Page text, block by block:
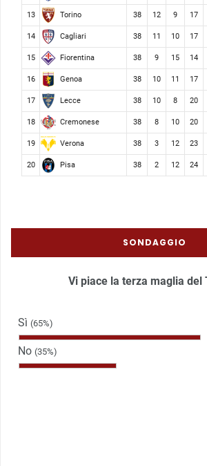
13 Torino 38 12 9 17
14 Cagliari 38 11 10 17
15 Fiorentina 38 9 15 14
16 Genoa 38 10 11 17
17 Lecce 38 10 8 20
18 Cremonese 38 8 10 20
19 Verona 38 3 12 23
20 Pisa 38 2 12 24
SONDAGGIO
Vi piace la terza maglia del
Sì (65%)
No (35%)